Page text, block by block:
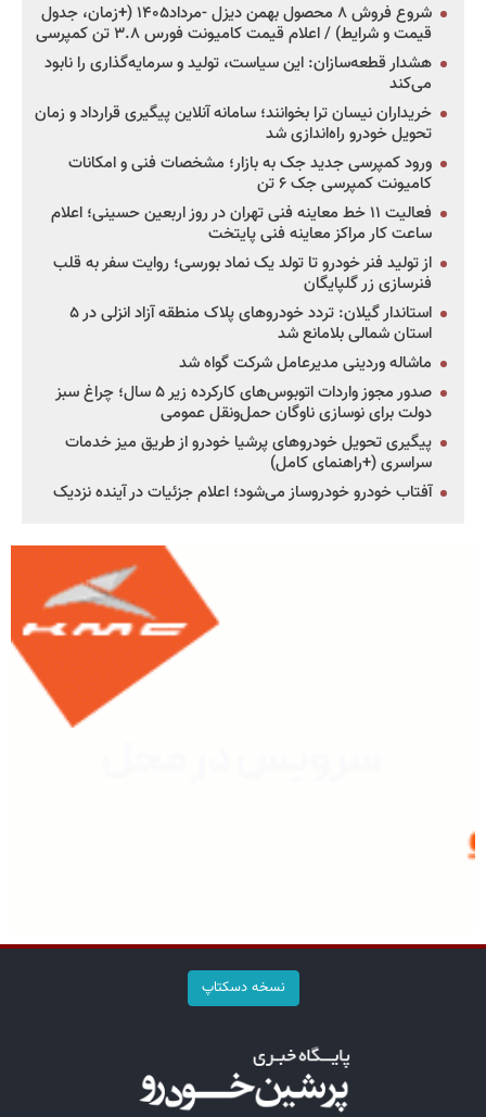
شروع فروش ۸ محصول بهمن دیزل -مرداد۱۴۰۵ (+زمان، جدول
قیمت و شرایط) / اعلام قیمت کامیونت فورس ۳.۸ تن کمپرسی
هشدار قطعه‌سازان: این سیاست، تولید و سرمایه‌گذاری را نابود
می‌کند
خریداران نیسان ترا بخوانند؛ سامانه آنلاین پیگیری قرارداد و زمان
تحویل خودرو راه‌اندازی شد
ورود کمپرسی جدید جک به بازار؛ مشخصات فنی و امکانات
کامیونت کمپرسی جک ۶ تن
فعالیت ۱۱ خط معاینه فنی تهران در روز اربعین حسینی؛ اعلام
ساعت کار مراکز معاینه فنی پایتخت
از تولید فنر خودرو تا تولد یک نماد بورسی؛ روایت سفر به قلب
فنرسازی زر گلپایگان
استاندار گیلان: تردد خودروهای پلاک منطقه آزاد انزلی در ۵
استان شمالی بلامانع شد
ماشاله وردینی مدیرعامل شرکت گواه شد
صدور مجوز واردات اتوبوس‌های کارکرده زیر ۵ سال؛ چراغ سبز
دولت برای نوسازی ناوگان حمل‌ونقل عمومی
پیگیری تحویل خودروهای پرشیا خودرو از طریق میز خدمات
سراسری (+راهنمای کامل)
آفتاب خودرو خودروساز می‌شود؛ اعلام جزئیات در آینده نزدیک
نسخه دسکتاپ